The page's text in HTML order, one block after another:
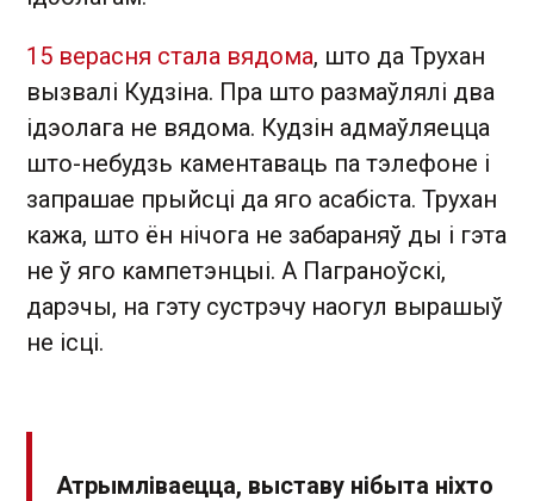
15 верасня стала вядома, што да Трухан
вызвалі Кудзіна. Пра што размаўлялі два
ідэолага не вядома. Кудзін адмаўляецца
што-небудзь каментаваць па тэлефоне і
запрашае прыйсці да яго асабіста. Трухан
кажа, што ён нічога не забараняў ды і гэта
не ў яго кампетэнцыі. А Паграноўскі,
дарэчы, на гэту сустрэчу наогул вырашыў
не ісці.
Атрымліваецца, выставу нібыта ніхто